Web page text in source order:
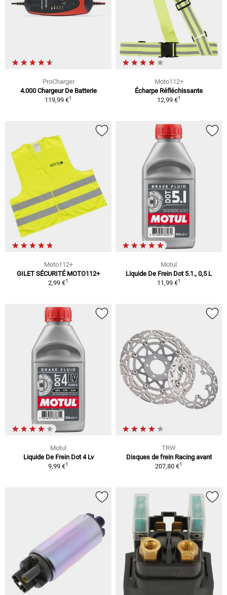
ProCharger
4.000 Chargeur De Batterie
119,99 €1
Moto112+
Écharpe Réfléchissante
12,99 €1
Moto112+
GILET SÉCURITÉ MOTO112+
2,99 €1
Motul
Liquide De Frein Dot 5.1., 0,5 L
11,99 €1
Motul
Liquide De Frein Dot 4 Lv
9,99 €1
TRW
Disques de frein Racing avant
207,80 €1